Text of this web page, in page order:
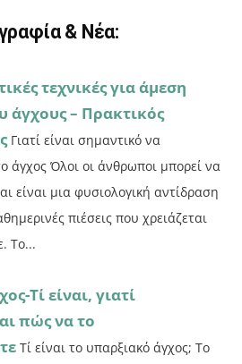
ίτ
ε & Νέα:
τεχνικές για άμεση
άγχους – Πρακτικός
Γιατί είναι σημαντικό να
άγχος Όλοι οι άνθρωποι μπορεί να
είναι μια φυσιολογική αντίδραση
πιέσεις που χρειάζεται
Το...
Τί είναι, γιατί
πώς να το
Τί είναι το υπαρξιακό άγχος; Το